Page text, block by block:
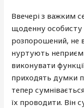
Ввечері з важким
щоденну особисту
розпорошений, не
нуртують
виконувати
приходять думки
тепер
їх проводити. Він